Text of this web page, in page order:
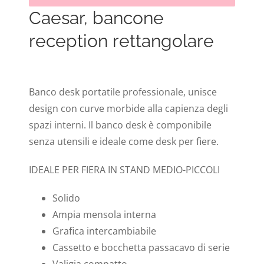
Caesar, bancone
reception rettangolare
Banco desk portatile professionale, unisce
design con curve morbide alla capienza degli
spazi interni. Il banco desk è componibile
senza utensili e ideale come desk per fiere.
IDEALE PER FIERA IN STAND MEDIO-PICCOLI
Solido
Ampia mensola interna
Grafica intercambiabile
Cassetto e bocchetta passacavo di serie